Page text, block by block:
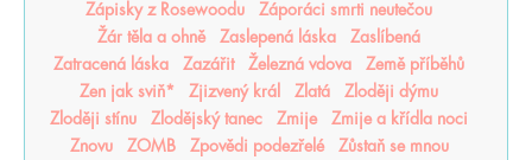
Zápisky z Rosewoodu
Záporáci smrti neutečou
Žár těla a ohně
Zaslepená láska
Zaslíbená
Zatracená láska
Zazářit Železná vdova
Země příběhů
Zen jak sviň*
Zjizvený král Zlatá
Zloději dýmu
Zloději stínu
Zlodějský tanec Zmije
Zmije a křídla noci
Znovu
ZOMB Zpovědi podezřelé
Zůstaň se mnou